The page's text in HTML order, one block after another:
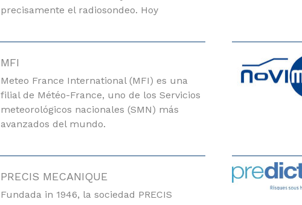
precisamente el radiosondeo. Hoy
MFI
Meteo France International (MFI) es una
filial de Météo-France, uno de los Servicios
meteorológicos nacionales (SMN) más
avanzados del mundo.
PRECIS MECANIQUE
Fundada in 1946, la sociedad PRECIS